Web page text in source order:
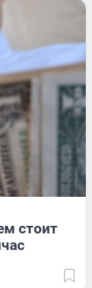
стоит